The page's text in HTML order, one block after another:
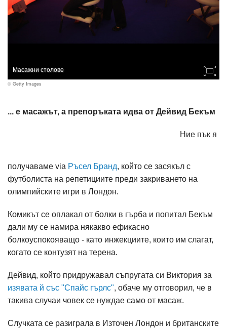
Масажни столове
© Getty Images
... е масажът, а препоръката идва от Дейвид Бекъм
Ние пък я
получаваме via Ръсел Бранд, който се засякъл с
футболиста на репетициите преди закриването на
олимпийските игри в Лондон.
Комикът се оплакал от болки в гърба и попитал Бекъм
дали му се намира някакво ефикасно
болкоуспокояващо - като инжекциите, които им слагат,
когато се контузят на терена.
Дейвид, който придружавал съпругата си Виктория за
изявата й със "Спайс гърлс", обаче му отговорил, че в
такива случаи човек се нуждае само от масаж.
Случката се разиграла в Източен Лондон и британските